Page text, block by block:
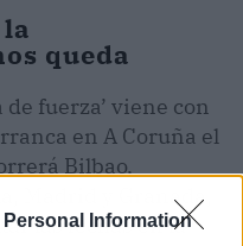
Personal Information
queda
fuerza’ viene con
en A Coruña el
Bilbao,
Madrid y Granada,
las fechas en la